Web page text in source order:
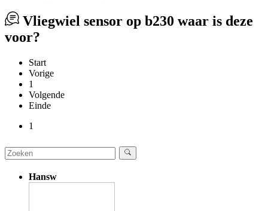
Vliegwiel sensor op b230 waar is deze
voor?
Start
Vorige
1
Volgende
Einde
1
Hansw